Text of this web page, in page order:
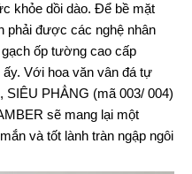
khỏe dồi dào. Để bề mặt
phải được các nghệ nhân
ốp tường cao cấp
Với hoa văn vân đá tự
SIÊU PHẲNG (mã 003/ 004)
sẽ mang lại một
và tốt lành tràn ngập ngôi